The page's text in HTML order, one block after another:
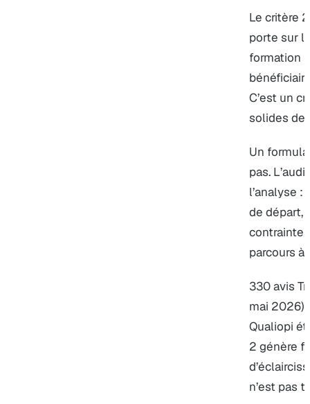
Le critère
porte sur
formation
C’est un
solides
Un
pas.
l’analyse :
de départ,
parcours à
330 avis
mai 2026).
Qualiopi
2 génère
n’est pas